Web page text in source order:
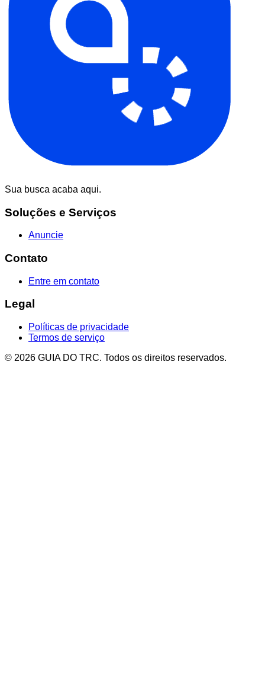
Sua busca acaba aqui.
Soluções e Serviços
Anuncie
Contato
Entre em contato
Legal
Políticas de privacidade
Termos de serviço
© 2026 GUIA DO TRC. Todos os direitos reservados.